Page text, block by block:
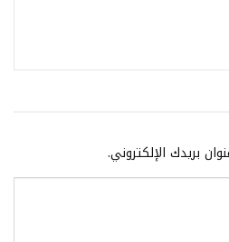
بريدك الإلكتروني.